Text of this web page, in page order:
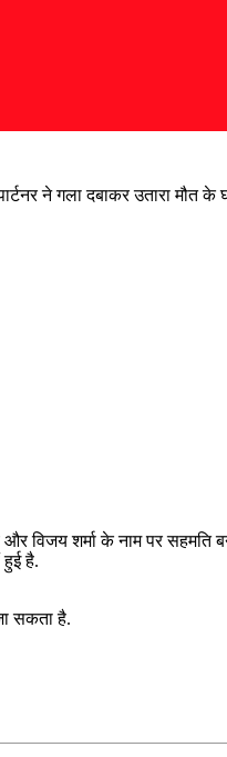
ने गला दबाकर उतारा मौत के
विजय शर्मा के नाम पर सहमति
है.
सकता है.